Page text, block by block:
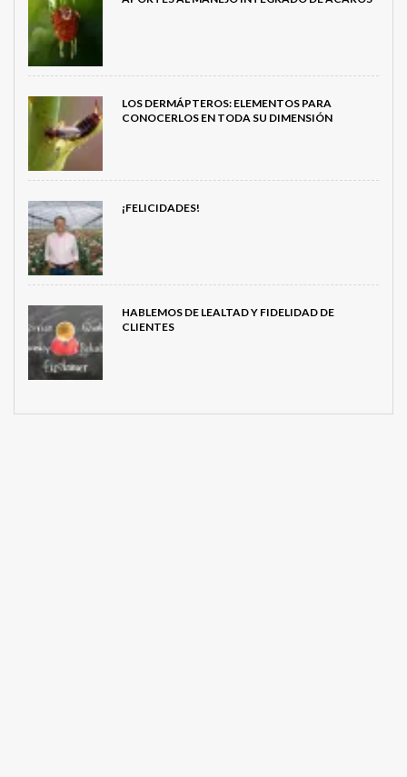
LOS DERMÁPTEROS: ELEMENTOS PARA
CONOCERLOS EN TODA SU DIMENSIÓN
¡FELICIDADES!
HABLEMOS DE LEALTAD Y FIDELIDAD DE
CLIENTES